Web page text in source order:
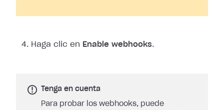
Haga clic en Enable webhooks.
Tenga en cuenta
Para probar los webhooks, puede